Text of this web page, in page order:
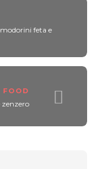
feta e
FOOD
zenzero